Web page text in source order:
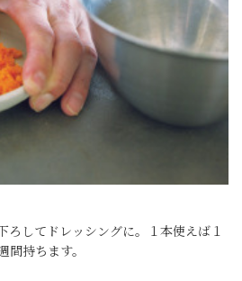
ろしてドレッシングに。１本使えば１
間持ちます。